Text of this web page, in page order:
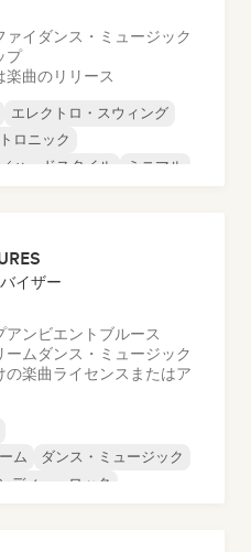
ァイ ダンス・ミュージック
プ
楽曲のリリース
エレクトロ・スウィング
ロニック
ハードスタイル
ミニマル
イザー
アンビエント ブルース
ーム ダンス・ミュージック
楽曲ライセンスまたはア
ム
ダンス・ミュージック
ディー・ロック